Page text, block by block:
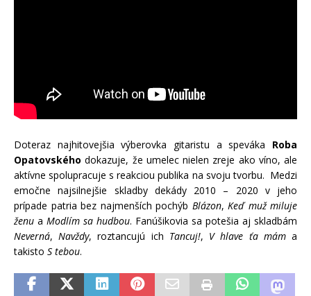
Doteraz najhitovejšia výberovka gitaristu a speváka Roba
Opatovského dokazuje, že umelec nielen zreje ako víno, ale
aktívne spolupracuje s reakciou publika na svoju tvorbu. Medzi
emočne najsilnejšie skladby dekády 2010 – 2020 v jeho
prípade patria bez najmenších pochýb Blázon, Keď muž miluje
ženu a Modlím sa hudbou. Fanúšikovia sa potešia aj skladbám
Neverná,Navždy, roztancujú ich Tancuj!, V hlave ťa máma
takisto S tebou.